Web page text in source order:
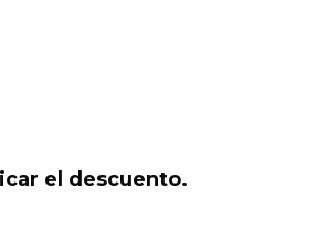
el descuento.